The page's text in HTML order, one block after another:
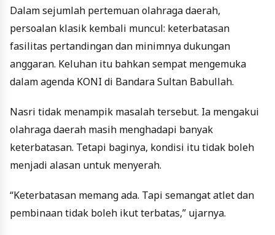
Dalam sejumlah pertemuan olahraga daerah,
persoalan klasik kembali muncul: keterbatasan
fasilitas pertandingan dan minimnya dukungan
anggaran. Keluhan itu bahkan sempat mengemuka
dalam agenda KONI di Bandara Sultan Babullah.
Nasri tidak menampik masalah tersebut. Ia mengakui
olahraga daerah masih menghadapi banyak
keterbatasan. Tetapi baginya, kondisi itu tidak boleh
menjadi alasan untuk menyerah.
“Keterbatasan memang ada. Tapi semangat atlet dan
pembinaan tidak boleh ikut terbatas,” ujarnya.